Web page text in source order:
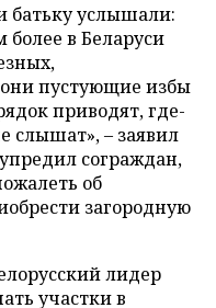
батьку услышали:
более в Беларуси
они пустующие избы
приводят, где-
слышат», – заявил
сограждан,
об
загородную
лидер
участки в